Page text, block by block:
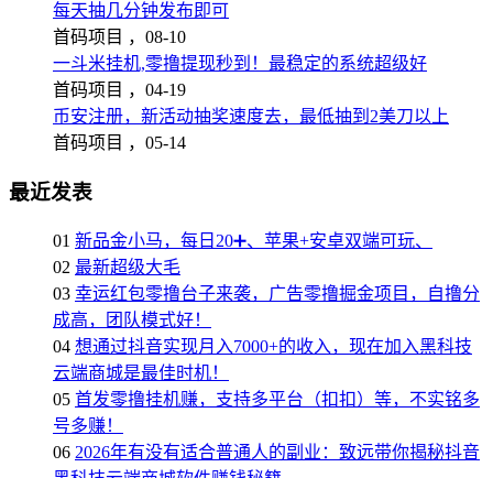
每天抽几分钟发布即可
首码项目 ， 08-10
一斗米挂机,零撸提现秒到！最稳定的系统超级好
首码项目 ， 04-19
币安注册，新活动抽奖速度去，最低抽到2美刀以上
首码项目 ， 05-14
最近发表
01 新品金小马，每日20➕、苹果+安卓双端可玩、
02 最新超级大毛
03 幸运红包零撸台子来袭，广告零撸掘金项目，自撸分
成高，团队模式好！
04 想通过抖音实现月入7000+的收入，现在加入黑科技
云端商城是最佳时机！
05 首发零撸挂机赚，支持多平台（扣扣）等，不实铭多
号多赚！
06 2026年有没有适合普通人的副业：致远带你揭秘抖音